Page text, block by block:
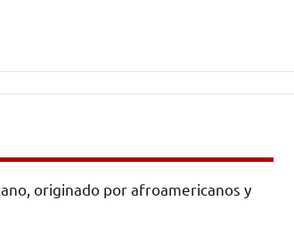
originado por afroamericanos y